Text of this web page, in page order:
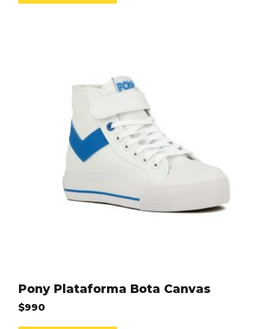
Pony Plataforma Bota Canvas
$990